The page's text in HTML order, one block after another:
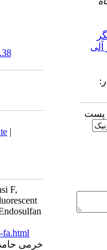
|
F,
fa.html
خرمی
آلی
انتشار:
پست